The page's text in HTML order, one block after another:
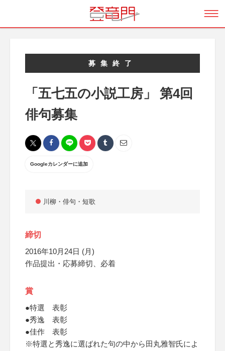
募集終了
「五七五の小説工房」 第4回
俳句募集
Googleカレンダーに追加
川柳・俳句・短歌
締切
2016年10月24日 (月)
作品提出・応募締切、必着
賞
●特選 表彰
●秀逸 表彰
●佳作 表彰
※特選と秀逸に選ばれた句の中から田丸雅智氏によ